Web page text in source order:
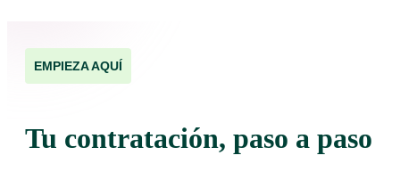
EMPIEZA AQUÍ
Tu contratación, paso a paso